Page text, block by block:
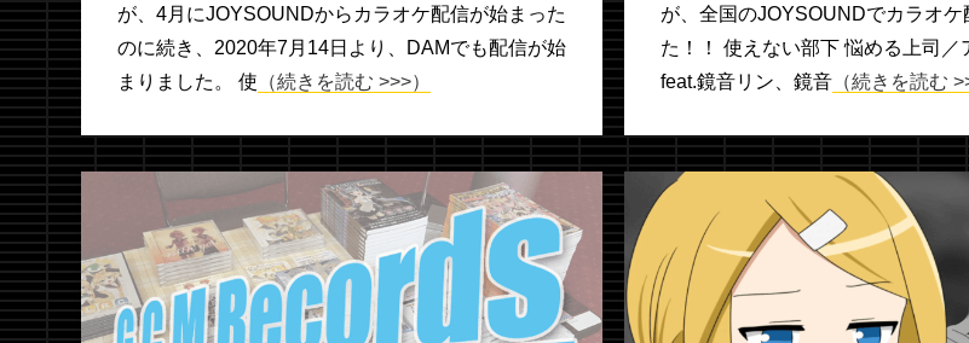
が、4月にJOYSOUNDからカラオケ配信が始まった
のに続き、2020年7月14日より、DAMでも配信が始
まりました。 使 （続きを読む >>>）
が、全国のJOYSOUNDでカラオケ
た！！ 使えない部下 悩める上司／
feat.鏡音リン、鏡音（続きを読む